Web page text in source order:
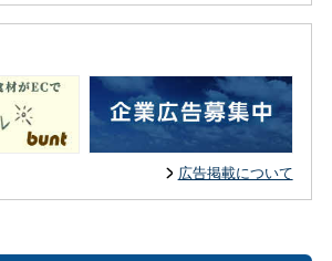
広告掲載について